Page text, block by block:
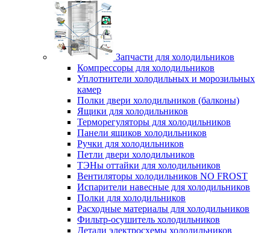
Запчасти для холодильников
Компрессоры для холодильников
Уплотнители холодильных и морозильных
камер
Полки двери холодильников (балконы)
Ящики для холодильников
Терморегуляторы для холодильников
Панели ящиков холодильников
Ручки для холодильников
Петли двери холодильников
ТЭНы оттайки для холодильников
Вентиляторы холодильников NO FROST
Испарители навесные для холодильников
Полки для холодильников
Расходные материалы для холодильников
Фильтр-осушитель холодильников
Детали электросхемы холодильников